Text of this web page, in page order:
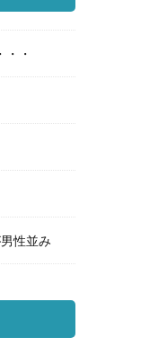
・・
性並み